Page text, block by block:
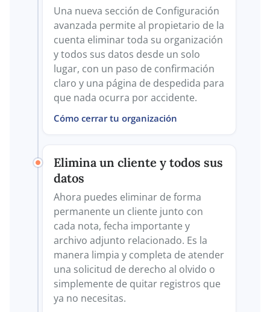
Una nueva sección de Configuración
avanzada permite al propietario de la
cuenta eliminar toda su organización
y todos sus datos desde un solo
lugar, con un paso de confirmación
claro y una página de despedida para
que nada ocurra por accidente.
Cómo cerrar tu organización
Elimina un cliente y todos sus
datos
Ahora puedes eliminar de forma
permanente un cliente junto con
cada nota, fecha importante y
archivo adjunto relacionado. Es la
manera limpia y completa de atender
una solicitud de derecho al olvido o
simplemente de quitar registros que
ya no necesitas.